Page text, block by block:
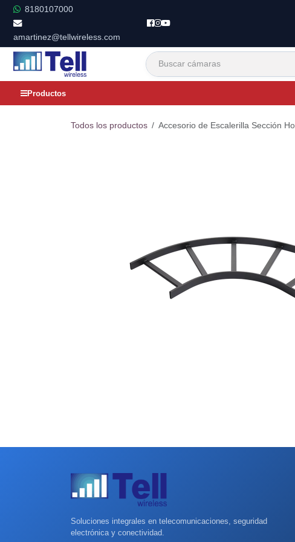
Ir al contenido
8180107000
amartinez@tellwireless.com
Productos
Todos los productos Accesorio de Escalerilla Sección
Soluciones integrales en telecomunicaciones, seguridad
electrónica y conectividad.